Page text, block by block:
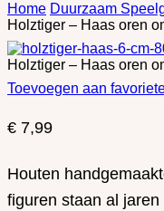
Home Duurzaam
Holztiger – Haas oren
Holztiger – Haas oren
Toevoegen aan
€ 7,99
Houten
figuren staan ​​al